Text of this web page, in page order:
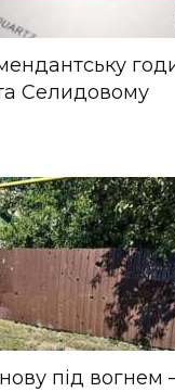
Селидовому
під вогнем